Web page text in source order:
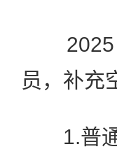
2025
员，补充
1.普通